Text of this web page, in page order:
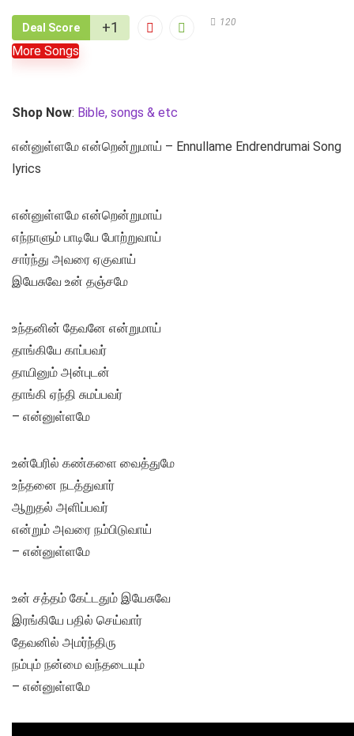
Deal Score +1 120
More Songs
Shop Now: Bible, songs & etc
என்னுள்ளமே என்றென்றுமாய் – Ennullame Endrendrumai Song
lyrics
என்னுள்ளமே என்றென்றுமாய்
எந்நாளும் பாடியே போற்றுவாய்
சார்ந்து அவரை ஏகுவாய்
இயேசுவே உன் தஞ்சமே
உந்தனின் தேவனே என்றுமாய்
தாங்கியே காப்பவர்
தாயினும் அன்புடன்
தாங்கி ஏந்தி சுமப்பவர்
– என்னுள்ளமே
உன்பேரில் கண்களை வைத்துமே
உந்தனை நடத்துவார்
ஆறுதல் அளிப்பவர்
என்றும் அவரை நம்பிடுவாய்
– என்னுள்ளமே
உன் சத்தம் கேட்டதும் இயேசுவே
இரங்கியே பதில் செய்வார்
தேவனில் அமர்ந்திரு
நம்பும் நன்மை வந்தடையும்
– என்னுள்ளமே